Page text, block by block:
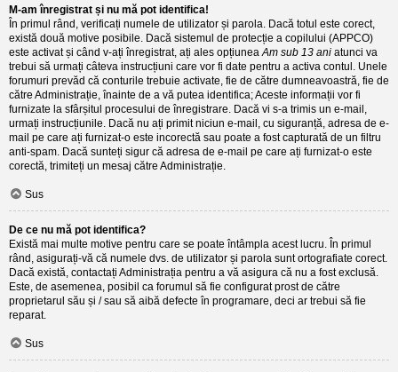
M-am înregistrat și nu mă pot identifica!
În primul rând, verificați numele de utilizator și parola. Dacă totul este corect,
există două motive posibile. Dacă sistemul de protecție a copilului (APPCO)
este activat și când v-ați înregistrat, ați ales opțiuneaAm sub 13 ani atunci va
trebui să urmați câteva instrucțiuni care vor fi date pentru a activa contul. Unele
forumuri prevăd că conturile trebuie activate, fie de către dumneavoastră, fie de
către Administrație, înainte de a vă putea identifica; Aceste informații vor fi
furnizate la sfârșitul procesului de înregistrare. Dacă vi s-a trimis un e-mail,
urmați instrucțiunile. Dacă nu ați primit niciun e-mail, cu siguranță, adresa de e-
mail pe care ați furnizat-o este incorectă sau poate a fost capturată de un filtru
anti-spam. Dacă sunteți sigur că adresa de e-mail pe care ați furnizat-o este
corectă, trimiteți un mesaj către Administrație.
Sus
De ce nu mă pot identifica?
Există mai multe motive pentru care se poate întâmpla acest lucru. În primul
rând, asigurați-vă că numele dvs. de utilizator și parola sunt ortografiate corect.
Dacă există, contactați Administrația pentru a vă asigura că nu a fost exclusă.
Este, de asemenea, posibil ca forumul să fie configurat prost de către
proprietarul său și / sau să aibă defecte în programare, deci ar trebui să fie
reparat.
Sus